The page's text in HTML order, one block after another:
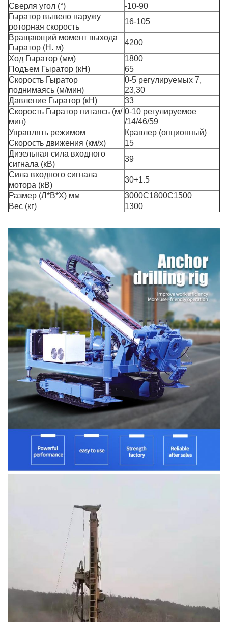
Сверля угол (°)
-10-90
Гыратор вывело наружу
роторная скорость
16-105
Вращающий момент выхода
Гыратор (Н. м)
4200
Ход Гыратор (мм)
1800
Подъем Гыратор (кН)
65
Скорость Гыратор
поднимаясь (м/мин)
0-5 регулируемых 7,
23,30
Давление Гыратор (кН)
33
Скорость Гыратор питаясь (м/
мин)
0-10 регулируемое
/14/46/59
Управлять режимом
Кравлер (опционный)
Скорость движения (км/х)
15
Дизельная сила входного
сигнала (кВ)
39
Сила входного сигнала
мотора (кВ)
30+1.5
Размер (Л*В*Х) мм
3000С1800С1500
Вес (кг)
1300